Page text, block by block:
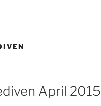
April 2015